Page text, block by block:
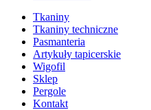
Tkaniny
Tkaniny techniczne
Pasmanteria
Artykuły tapicerskie
Wigofil
Sklep
Pergole
Kontakt